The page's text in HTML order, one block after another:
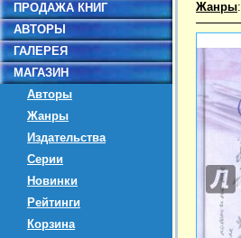
ПРОДАЖА КНИГ
АВТОРЫ
ГАЛЕРЕЯ
МАГАЗИН
Авторы
Жанры
Издательства
Серии
Новинки
Рейтинги
Корзина
Жанры: